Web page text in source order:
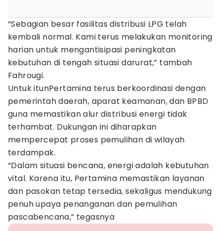
“Sebagian besar fasilitas distribusi LPG telah
kembali normal. Kami terus melakukan monitoring
harian untuk mengantisipasi peningkatan
kebutuhan di tengah situasi darurat,” tambah
Fahrougi.
Untuk itunPertamina terus berkoordinasi dengan
pemerintah daerah, aparat keamanan, dan BPBD
guna memastikan alur distribusi energi tidak
terhambat. Dukungan ini diharapkan
mempercepat proses pemulihan di wilayah
terdampak.
“Dalam situasi bencana, energi adalah kebutuhan
vital. Karena itu, Pertamina memastikan layanan
dan pasokan tetap tersedia, sekaligus mendukung
penuh upaya penanganan dan pemulihan
pascabencana,” tegasnya